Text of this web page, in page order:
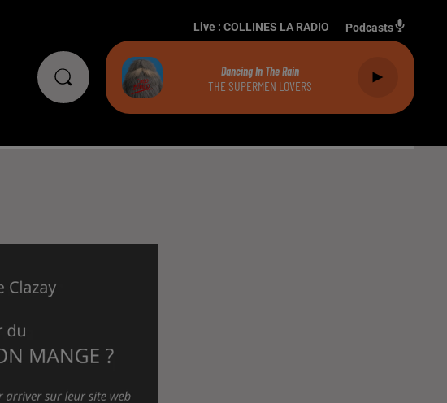
Live : COLLINES LA RADIO Podcasts
Dancing In The Rain
THE SUPERMEN LOVERS